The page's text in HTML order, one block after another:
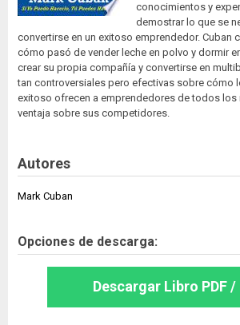
conocimientos y
demostrar lo que se
convertirse en un exitoso emprendedor. Cuban
cómo pasó de vender leche en polvo y dormir
crear su propia compañía y convertirse en
tan controversiales pero efectivas sobre cómo
exitoso ofrecen a emprendedores de todos los
ventaja sobre sus competidores.
Autores
Mark Cuban
Opciones de descarga:
Descargar Libro PDF /